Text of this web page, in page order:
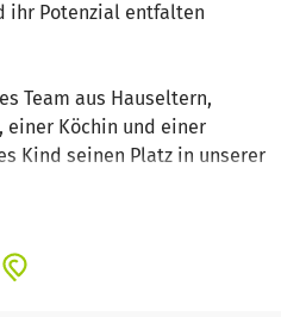
ihr Potenzial entfalten
Team aus Hauseltern,
einer Köchin und einer
Kind seinen Platz in unserer
Schule und erhalten
zu können.